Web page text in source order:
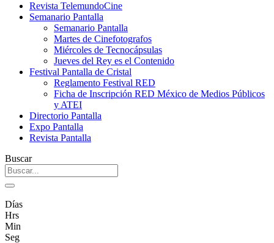
Revista TelemundoCine
Semanario Pantalla
Semanario Pantalla
Martes de Cinefotografos
Miércoles de Tecnocápsulas
Jueves del Rey es el Contenido
Festival Pantalla de Cristal
Reglamento Festival RED
Ficha de Inscripción RED México de Medios Públicos
y ATEI
Directorio Pantalla
Expo Pantalla
Revista Pantalla
Buscar
Días
Hrs
Min
Seg